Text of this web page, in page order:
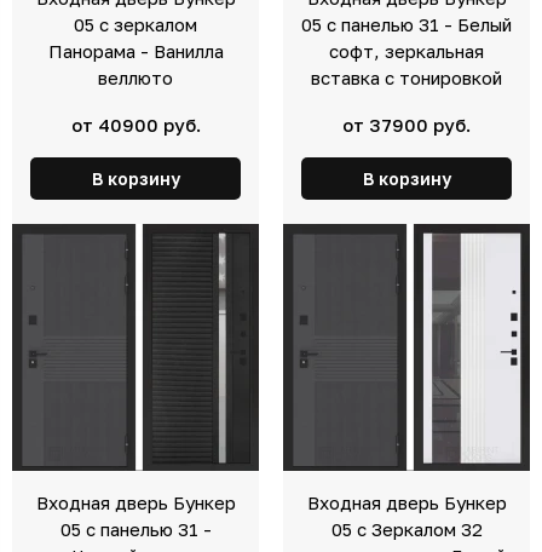
05 с зеркалом
Панорама - Ванилла
веллюто
от 40900 руб.
В корзину
05 с панелью 31 - Белый
софт, зеркальная
вставка с тонировкой
от 37900 руб.
В корзину
Входная дверь Бункер
05 с панелью 31 -
Входная дверь Бункер
05 с Зеркалом 32